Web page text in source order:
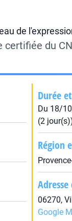
de
certifiée du
Durée
Du 18/
(2
Région
06270,
Google